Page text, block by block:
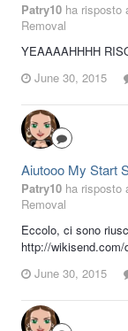
Patry10 ha risposto
Removal
YEAAAAHHHH
June 30, 2015
Aiutooo My Start
Patry10 ha risposto
Removal
Eccolo, ci sono
http://wikisend.com/
June 30, 2015